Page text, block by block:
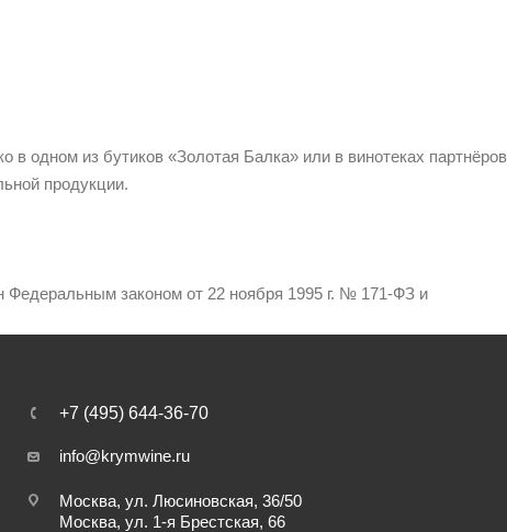
в одном из бутиков «Золотая Балка» или в винотеках партнёров
продукции.
Федеральным законом от 22 ноября 1995 г. № 171-ФЗ и
+7 (495) 644-36-70
info@krymwine.ru
Москва, ул. Люсиновская, 36/50
Москва, ул. 1-я Брестская, 66